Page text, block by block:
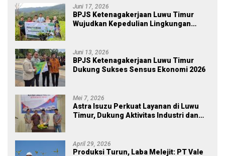
Juni 17, 2026
BPJS Ketenagakerjaan Luwu Timur
Wujudkan Kepedulian Lingkungan
Juni 13, 2026
BPJS Ketenagakerjaan Luwu Timur
Dukung Sukses Sensus Ekonomi 2026
Mei 7, 2026
Astra Isuzu Perkuat Layanan di Luwu
Timur, Dukung Aktivitas Industri dan
April 29, 2026
Produksi Turun, Laba Melejit: PT Vale